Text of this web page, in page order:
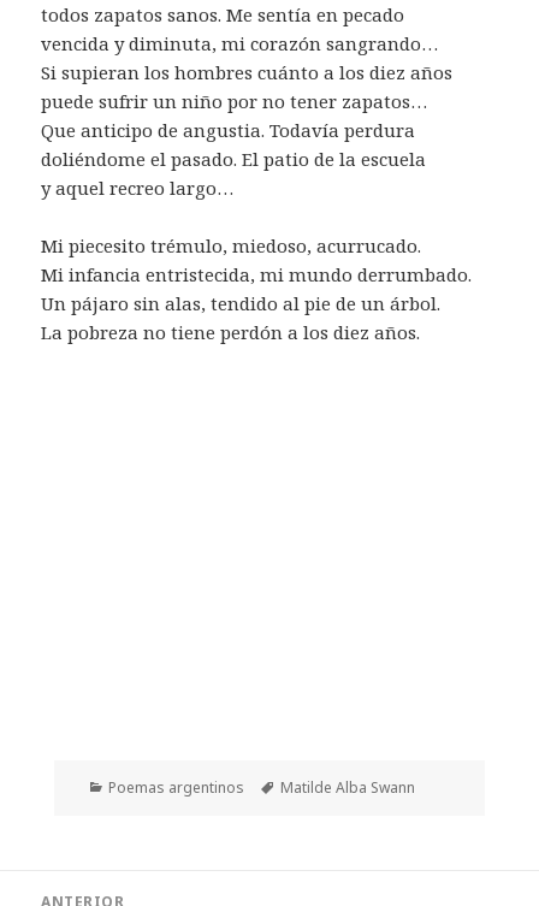
todos zapatos sanos. Me sentía en pecado
vencida y diminuta, mi corazón sangrando…
Si supieran los hombres cuánto a los diez años
puede sufrir un niño por no tener zapatos…
Que anticipo de angustia. Todavía perdura
doliéndome el pasado. El patio de la escuela
y aquel recreo largo…
Mi piecesito trémulo, miedoso, acurrucado.
Mi infancia entristecida, mi mundo derrumbado.
Un pájaro sin alas, tendido al pie de un árbol.
La pobreza no tiene perdón a los diez años.
Categorías
Poemas argentinos Etiquetas
Matilde Alba Swann
ANTERIOR